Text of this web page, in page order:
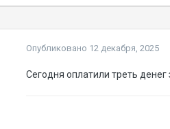
Опубликовано 12 декабря, 2025
Сегодня оплатили треть